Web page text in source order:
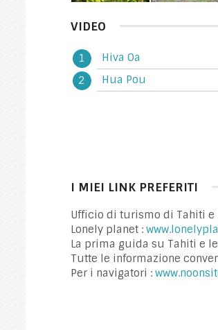
VIDEO
Hiva Oa
Hua Pou
I MIEI LINK PREFERITI
Ufficio di turismo di Tahiti e
Lonely planet :
La prima guida su Tahiti e
Tutte le informazione
Per i navigatori :